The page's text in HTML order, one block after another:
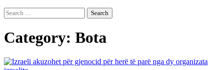
Search
for:
Category: Bota